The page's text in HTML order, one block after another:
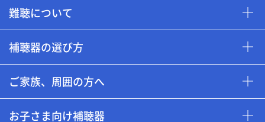
難聴について
補聴器の選び方
ご家族、周囲の方へ
お子さま向け補聴器